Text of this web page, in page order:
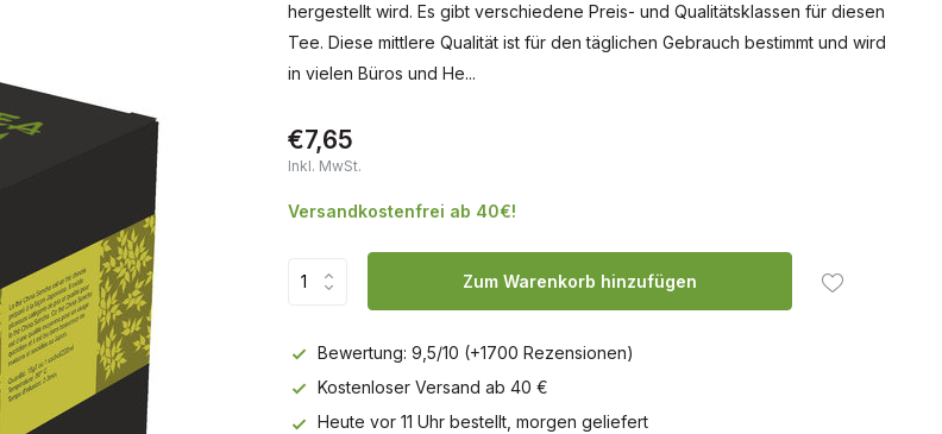
hergestellt wird. Es gibt verschiedene Preis- und Qualitätsklassen für diesen
Tee. Diese mittlere Qualität ist für den täglichen Gebrauch bestimmt und wird
in vielen Büros und He...
€7,65
Inkl. MwSt.
Versandkostenfrei ab 40€!
Zum Warenkorb hinzufügen
Bewertung: 9,5/10 (+1700 Rezensionen)
Kostenloser Versand ab 40 €
Heute vor 11 Uhr bestellt, morgen geliefert